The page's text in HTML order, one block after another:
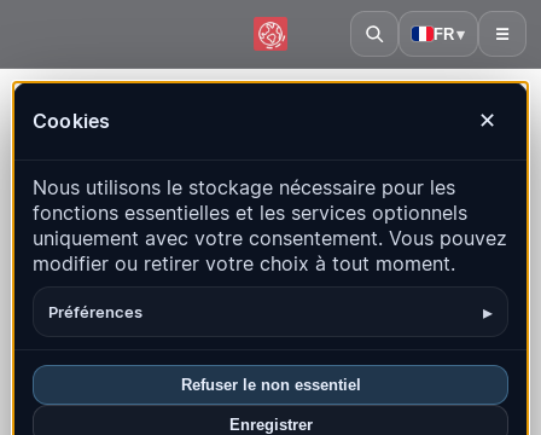
FR▾ ☰
Cookies ✕
Nous utilisons le stockage nécessaire pour les
fonctions essentielles et les services optionnels
uniquement avec votre consentement. Vous pouvez
modifier ou retirer votre choix à tout moment.
Préférences ▸
Refuser le non essentiel
Enregistrer
QuakeMap24
Carte en direct, statistiques et événements récents
Ouvrir la carte historique Derniers dans ce pays
Aperçu Carte Récents Graphiques Principales régions
FAQ